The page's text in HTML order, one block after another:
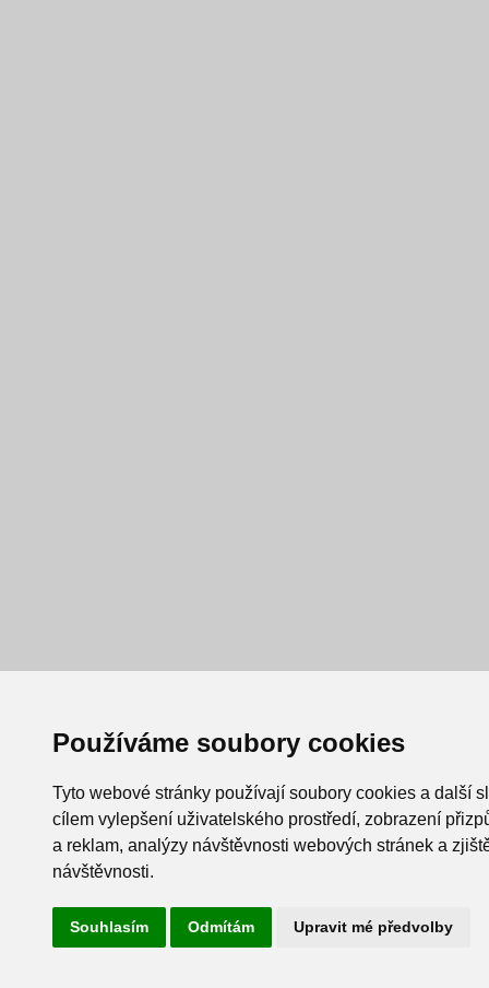
Používáme soubory cookies
Tyto webové stránky používají soubory cookies a další
cílem vylepšení uživatelského prostředí, zobrazení
a reklam, analýzy návštěvnosti webových stránek a
návštěvnosti.
Souhlasím Odmítám Upravit mé předvolby